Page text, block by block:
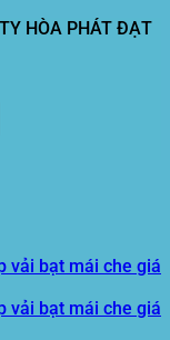
HÒA PHÁT ĐẠT